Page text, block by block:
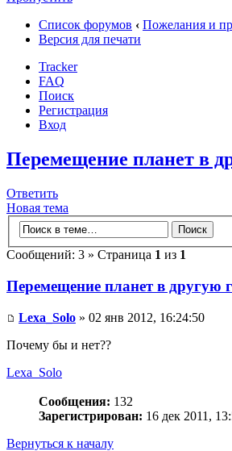
Список форумов ‹ Пожелания и
Версия для печати
Tracker
FAQ
Поиск
Регистрация
Вход
Перемещение планет в
Ответить
Новая тема
Сообщений: 3 » Страница 1 из 1
Перемещение планет в
Lexa_Solo » 02 янв 2012, 16:24:50
Почему бы и нет??
Lexa_Solo
Сообщения: 132
Зарегистрирован: 16 дек 2011,
Вернуться к началу